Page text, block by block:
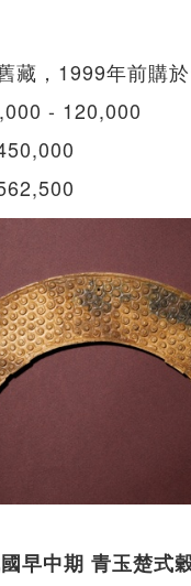
藏，1999年前購
- 120,000
早中期 青玉楚式